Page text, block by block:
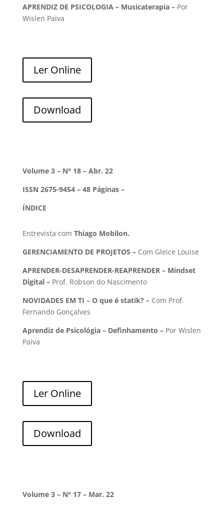
APRENDIZ DE PSICOLOGIA – Musicaterapia – Por
Wislen Paiva
Ler Online
Download
Volume 3 – N° 18 – Abr. 22
ISSN 2675-9454 – 48 Páginas –
ÍNDICE
Entrevista com Thiago Mobilon.
GERENCIAMENTO DE PROJETOS – Com Gleice Louise
APRENDER-DESAPRENDER-REAPRENDER – Mindset
Digital – Prof. Robson do Nascimento
NOVIDADES EM TI – O que é statik? – Com Prof.
Fernando Gonçalves
Aprendiz de Psicológia – Definhamento – Por Wislen
Paiva
Ler Online
Download
Volume 3 – N° 17 – Mar. 22